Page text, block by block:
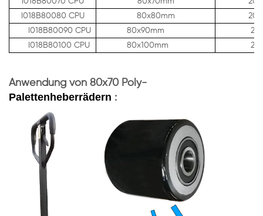
I018B80080 CPU 80x80mm
I018B80090 CPU 80x90mm
I018B80100 CPU 80x100mm
Anwendung von 80x70 Poly-
Palettenheberrädern :